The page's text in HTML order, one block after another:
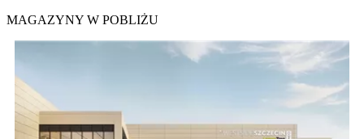
MAGAZYNY W POBLIŻU